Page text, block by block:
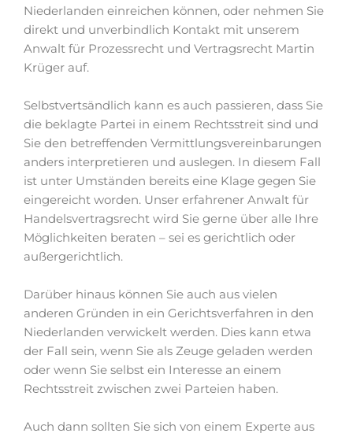
Niederlanden einreichen können, oder nehmen Sie
direkt und unverbindlich Kontakt mit unserem
Anwalt für Prozessrecht und Vertragsrecht Martin
Krüger auf.
Selbstvertsändlich kann es auch passieren, dass Sie
die beklagte Partei in einem Rechtsstreit sind und
Sie den betreffenden Vermittlungsvereinbarungen
anders interpretieren und auslegen. In diesem Fall
ist unter Umständen bereits eine Klage gegen Sie
eingereicht worden. Unser erfahrener Anwalt für
Handelsvertragsrecht wird Sie gerne über alle Ihre
Möglichkeiten beraten – sei es gerichtlich oder
außergerichtlich.
Darüber hinaus können Sie auch aus vielen
anderen Gründen in ein Gerichtsverfahren in den
Niederlanden verwickelt werden. Dies kann etwa
der Fall sein, wenn Sie als Zeuge geladen werden
oder wenn Sie selbst ein Interesse an einem
Rechtsstreit zwischen zwei Parteien haben.
Auch dann sollten Sie sich von einem Experte aus